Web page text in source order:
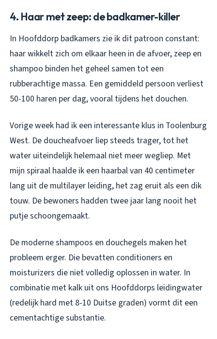
4. Haar met zeep: de badkamer-killer
In Hoofddorp badkamers zie ik dit patroon constant:
haar wikkelt zich om elkaar heen in de afvoer, zeep en
shampoo binden het geheel samen tot een
rubberachtige massa. Een gemiddeld persoon verliest
50-100 haren per dag, vooral tijdens het douchen.
Vorige week had ik een interessante klus in Toolenburg
West. De doucheafvoer liep steeds trager, tot het
water uiteindelijk helemaal niet meer wegliep. Met
mijn spiraal haalde ik een haarbal van 40 centimeter
lang uit de multilayer leiding, het zag eruit als een dik
touw. De bewoners hadden twee jaar lang nooit het
putje schoongemaakt.
De moderne shampoos en douchegels maken het
probleem erger. Die bevatten conditioners en
moisturizers die niet volledig oplossen in water. In
combinatie met kalk uit ons Hoofddorps leidingwater
(redelijk hard met 8-10 Duitse graden) vormt dit een
cementachtige substantie.